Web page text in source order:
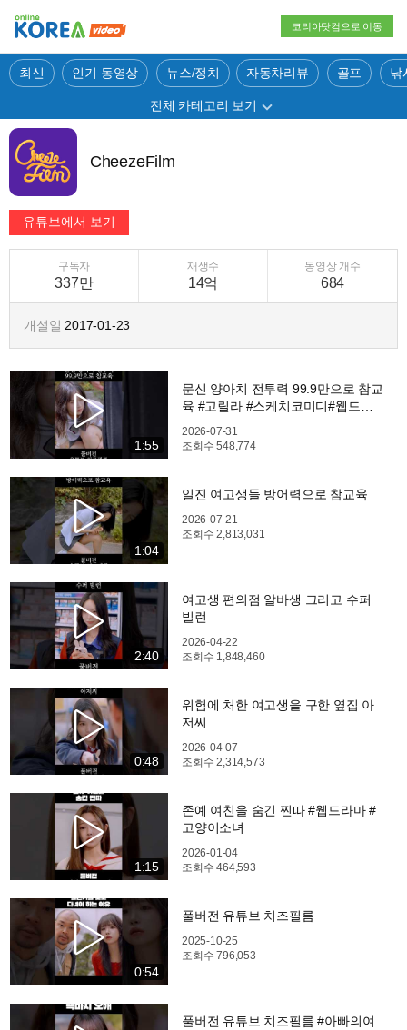
코리아닷컴으로 이동
최신 인기 동영상 뉴스/정치 자동차리뷰 골프 낚
전체 카테고리 보기
CheezeFilm
구독자
337만
재생수
14억
동영상 개수
684
개설일 2017-01-23
1:55
문신 양아치 전투력 99.9만으로 참교
육 #고릴라 #스케치코미디#웹드라
2026-07-31
조회수548,774
1:04
일진 여고생들 방어력으로 참교육
2026-07-21
조회수2,813,031
2:40
여고생 편의점 알바생 그리고 수퍼
빌런
2026-04-22
조회수 1,848,460
0:48
위험에 처한 여고생을 구한 옆집 아
저씨
2026-04-07
조회수2,314,573
1:15
존예 여친을 숨긴 찐따 #웹드라마 #
고양이소녀
2026-01-04
조회수464,593
0:54
풀버전 유튜브 치즈필름
2025-10-25
조회수796,053
풀버전 유튜브 치즈필름 #아빠의여